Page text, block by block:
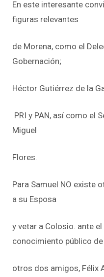
En este interesante
figuras relevantes
de Morena, como el
Gobernación;
Héctor Gutiérrez de la
PRI y PAN, así como el
Miguel
Flores.
Para Samuel NO existe
a su Esposa
y vetar a Colosio. ante el
conocimiento público
otros dos amigos, Félix